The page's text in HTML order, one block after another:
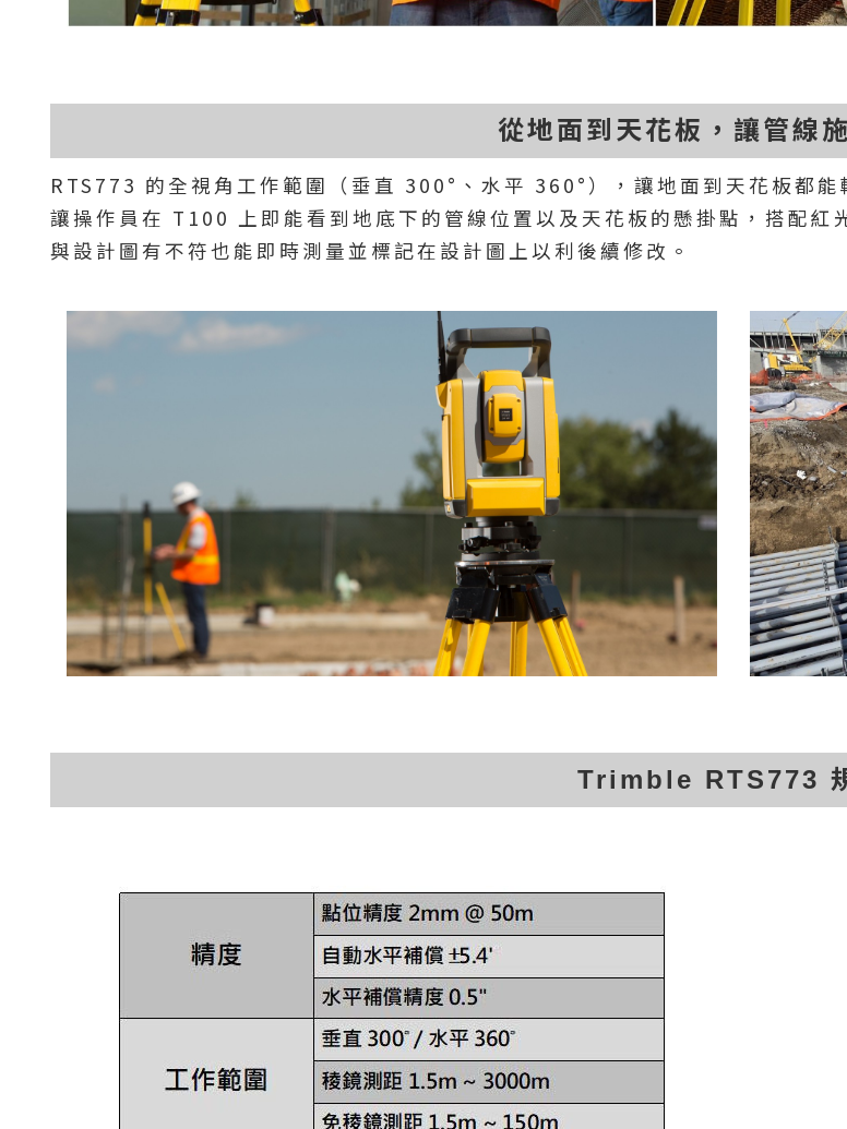
從地面到天花板，讓管線
RTS773 的全視角工作範圍（垂直 300°、水平 360°），讓地面到天花板
讓操作員在 T100 上即能看到地底下的管線位置以及天花板的懸掛點，搭配
與設計圖有不符也能即時測量並標記在設計圖上以利後續修改。
Trimble RTS773